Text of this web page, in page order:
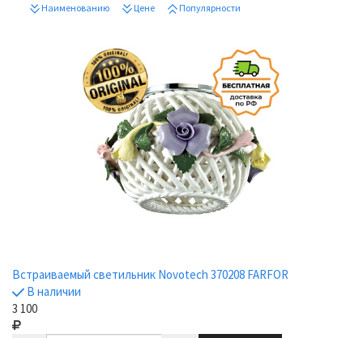
Наименованию Цене Популярности
Встраиваемый светильник Novotech 370208 FARFOR
В наличии
3 100